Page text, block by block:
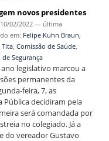
novos presidentes
10/02/2022 — última
em: Felipe Kuhn Braun,
Tita, Comissão de Saúde,
de Segurança
legislativo marcou a
permanentes da
feira, 7, as
Pública decidiram pela
será comandada por
no colegiado. Já a
do vereador Gustavo